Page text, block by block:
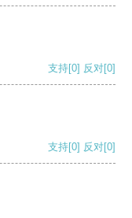
支持[0] 反对[0]
支持[0] 反对[0]